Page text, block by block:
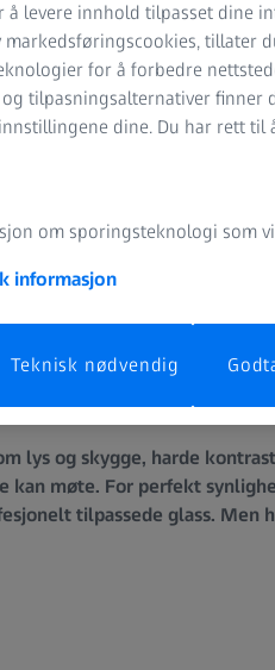
lys og skygge, harde
kan møte. For perfekt
tilpassede glass. Men
levere innhold tilpasset dine
tillater
for å forbedre
tilpasningsalternativer finner
dine. Du har rett til
om sporingsteknologi som
informasjon
Teknisk nødvendig